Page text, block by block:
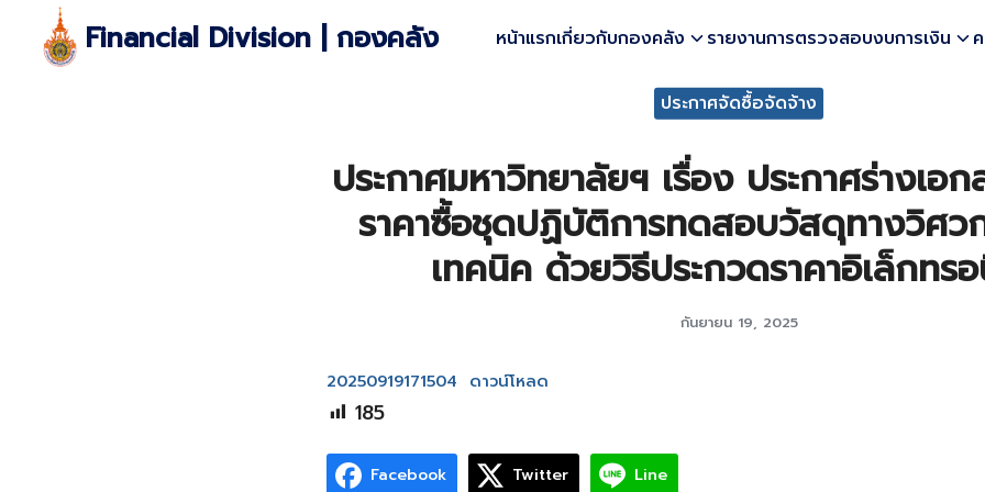
content
Financial Division | กองคลัง หน้าแรกเกี่ยวกับกองคลัง รายงานการตรวจสอบงบการเงิน
ประกาศจัดซื้อจัดจ้าง
ประกาศมหาวิทยาลัยฯ เรื่อง ประกาศร่างเอ
ราคาซื้อชุดปฏิบัติการทดสอบวัสดุทางวิศว
เทคนิค ด้วยวิธีประกวดราคาอิเล็กทร
กันยายน 19, 2025
20250919171504 ดาวน์โหลด
185
Facebook Twitter Line